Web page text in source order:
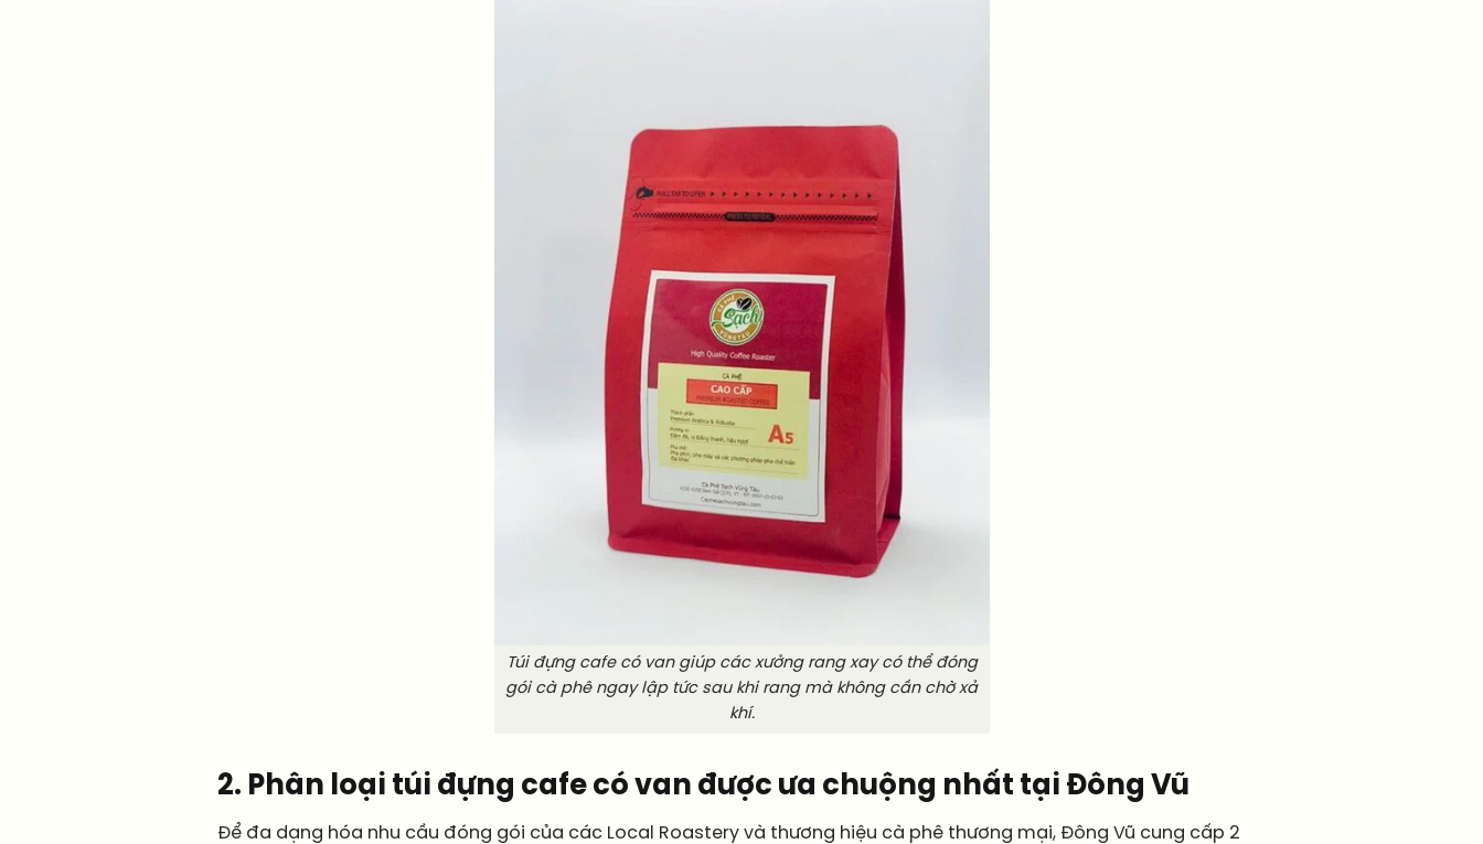
Túi đựng cafe có van giúp các xưởng rang xay có thể đóng
gói cà phê ngay lập tức sau khi rang mà không cần chờ xả
khí.
2. Phân loại túi đựng cafe có van được ưa chuộng nhất tại Đông Vũ
Để đa dạng hóa nhu cầu đóng gói của các Local Roastery và thương hiệu cà phê thương mại, Đông Vũ cung cấp 2